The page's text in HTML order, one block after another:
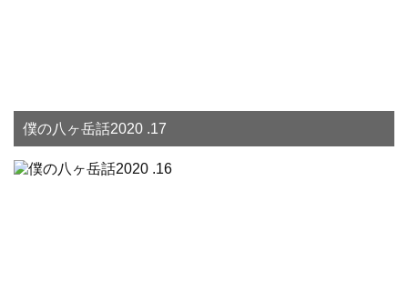
僕の八ヶ岳話2020 .17